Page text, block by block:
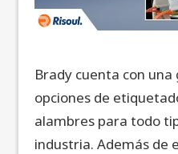
Brady cuenta con
opciones de
alambres para todo
industria. Además de